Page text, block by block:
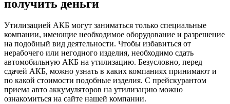
получить деньги
Утилизацией АКБ могут заниматься только специальные
компании, имеющие необходимое оборудование и разрешение
на подобный вид деятельности. Чтобы избавиться от
нерабочего или негодного изделия, необходимо сдать
автомобильную АКБ на утилизацию. Безусловно, перед
сдачей АКБ, можно узнать в каких компаниях принимают и
по какой стоимости подобные изделия. С прейскурантом
приема авто аккумуляторов на утилизацию можно
ознакомиться на сайте нашей компании.